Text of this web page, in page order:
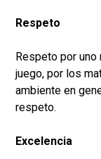
Respeto
Respeto por
juego, por los
ambiente en
respeto.
Excelencia